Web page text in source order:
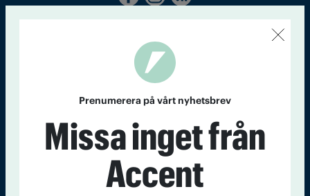
nummer av
Accent
Prenumerera på vårt nyhetsbrev
Missa inget från
Accent